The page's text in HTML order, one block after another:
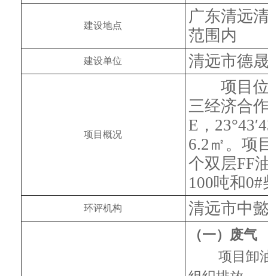
建设地点
广东清远
范围内
建设单位 清远市德
项目概况
项目位
三经济合
E，
6.2㎡。项
个双层FF
100吨和
环评机构 清远市中
（一）废气
项目卸